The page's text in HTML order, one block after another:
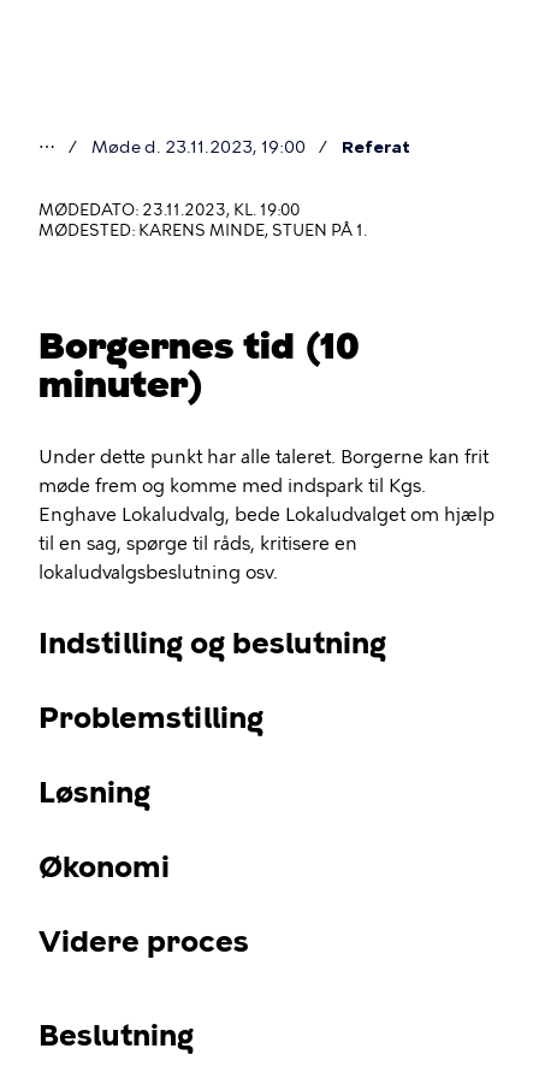
er
her
⋯ Møde d. 23.11.2023, 19:00 Referat
MØDEDATO: 23.11.2023, KL. 19:00
MØDESTED: KARENS MINDE, STUEN PÅ 1.
Borgernes tid (10
minuter)
Under dette punkt har alle taleret. Borgerne kan frit
møde frem og komme med indspark til Kgs.
Enghave Lokaludvalg, bede Lokaludvalget om hjælp
til en sag, spørge til råds, kritisere en
lokaludvalgsbeslutning osv.
Indstilling og beslutning
Problemstilling
Løsning
Økonomi
Videre proces
Beslutning